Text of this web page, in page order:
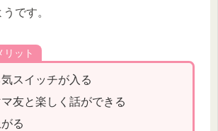
です。
リット
スイッチが入る
友と楽しく話ができる
る